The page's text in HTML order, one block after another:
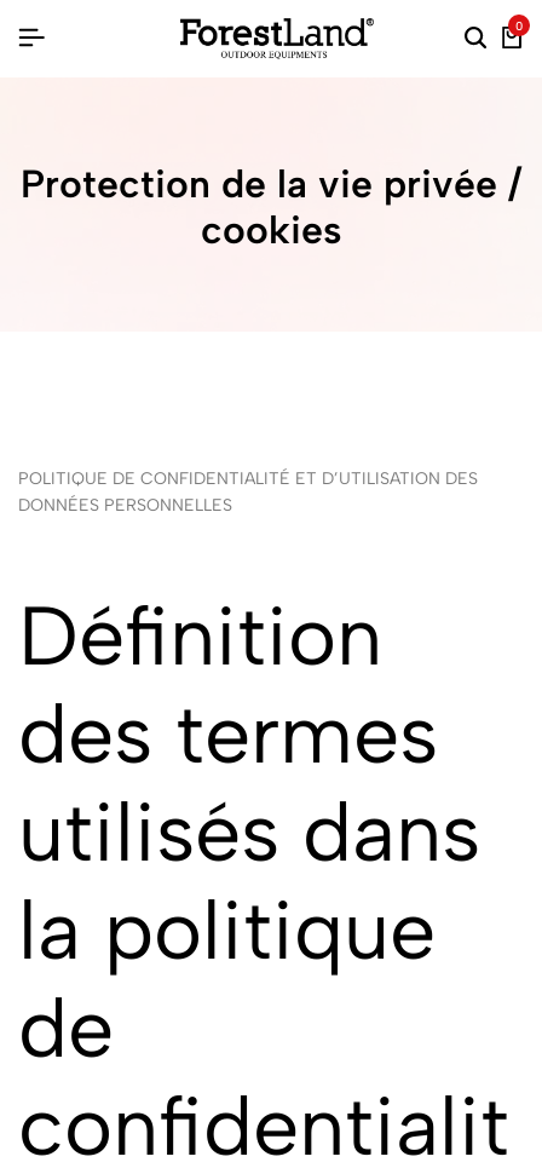
0
Protection de la vie privée /
cookies
POLITIQUE DE CONFIDENTIALITÉ ET D’UTILISATION DES
DONNÉES PERSONNELLES
Définition
des termes
utilisés dans
la politique
de
confidentialit